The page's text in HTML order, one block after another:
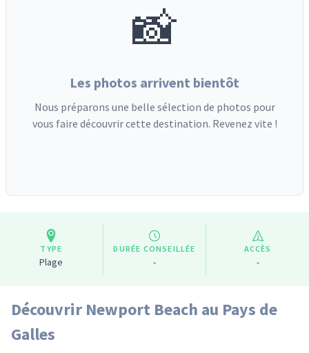
📸
Les photos arrivent bientôt
Nous préparons une belle sélection de photos pour
vous faire découvrir cette destination. Revenez vite !
TYPE
Plage
DURÉE CONSEILLÉE
-
ACCÈS
-
Découvrir Newport Beach au Pays de
Galles